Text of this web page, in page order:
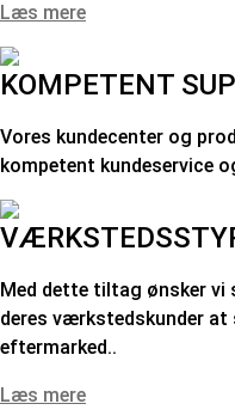
Læs mere
KOMPETENT
Vores kundecenter og
kompetent kundeservice
Med dette tiltag ønsker vi
deres værkstedskunder at
eftermarked..
Læs mere